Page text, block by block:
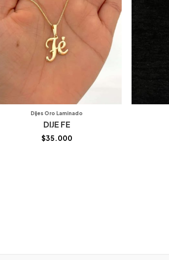
Dijes Oro Laminado
DIJE FE
$35.000